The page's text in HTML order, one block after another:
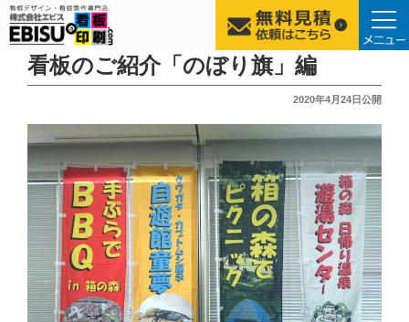
看板のご紹介「のぼり旗」編
投
2020年4月24日公開